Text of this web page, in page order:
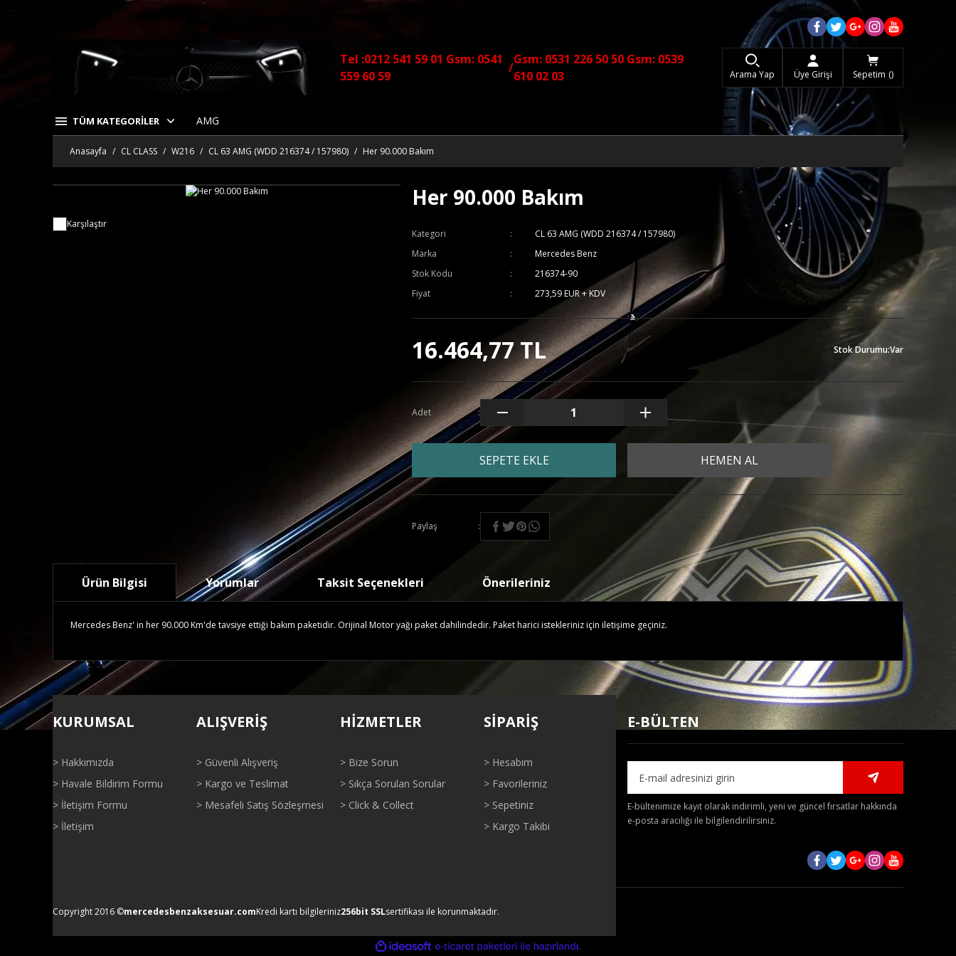
Tel :0212 541 59 01 Gsm: 0541
559 60 59
/
Gsm: 0531 226 50 50 Gsm: 0539
610 02 03
Arama Yap Üye Girişi Sepetim
TÜM KATEGORİLER AMG
Anasayfa CL CLASS W216 CL 63 AMG (WDD 216374 / 157980) Her 90.000 Bakım
Karşılaştır
Her 90.000 Bakım
Kategori
CL 63 AMG (WDD 216374 / 157980)
Marka
Mercedes Benz
Stok Kodu
216374-90
Fiyat
273,59 EUR + KDV
16.464,77 TL Stok Durumu:Var
Adet
SEPETE EKLE HEMEN AL
Paylaş
Ürün Bilgisi Yorumlar Taksit Seçenekleri Önerileriniz
Mercedes Benz' in her 90.000 Km'de tavsiye ettiği bakım paketidir. Orijinal Motor yağı paket dahilindedir. Paket harici istekleriniz için iletişime geçiniz.
Bu ürünün fiyat bilgisi, resim, ürün açıklamalarında ve diğer konularda yetersiz gördüğünüz noktaları öneri formunu kullanarak tarafımıza iletebilirsiniz.
Görüş ve önerileriniz için teşekkür ederiz.
Ürün resmi kalitesiz, bozuk veya görüntülenemiyor.
Ürün fiyatı diğer sitelerden daha pahalı.
Gönder
KURUMSAL
> Hakkımızda
> Havale Bildirim Formu
> İletişim Formu
> İletişim
ALIŞVERİŞ
> Güvenli Alışveriş
> Kargo ve Teslimat
> Mesafeli Satış Sözleşmesi
HİZMETLER
> Bize Sorun
> Sıkça Sorulan Sorular
> Click & Collect
SİPARİŞ
> Hesabım
> Favorileriniz
> Sepetiniz
> Kargo Takibi
E-BÜLTEN
E-bültenimize kayıt olarak indirimli, yeni ve güncel fırsatlar hakkında
e-posta aracılığı ile bilgilendirilirsiniz.
Copyright 2016 ©mercedesbenzaksesuar.comKredi kartı bilgileriniz256bit SSLsertifikası ile korunmaktadır.
ideasoft
e-